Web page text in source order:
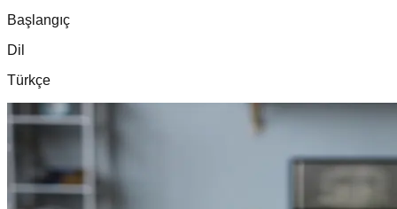
Başlangıç
Dil
Türkçe